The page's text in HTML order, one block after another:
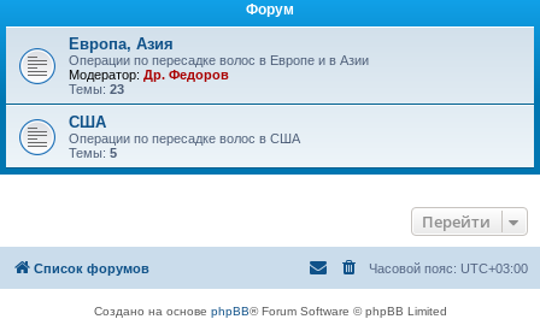
Форум
Европа, Азия
Операции по пересадке волос в Европе и в Азии
Модератор: Др. Федоров
Темы: 23
США
Операции по пересадке волос в США
Темы: 5
Перейти
Список форумов Часовой пояс: UTC+03:00
Создано на основе phpBB® Forum Software © phpBB Limited